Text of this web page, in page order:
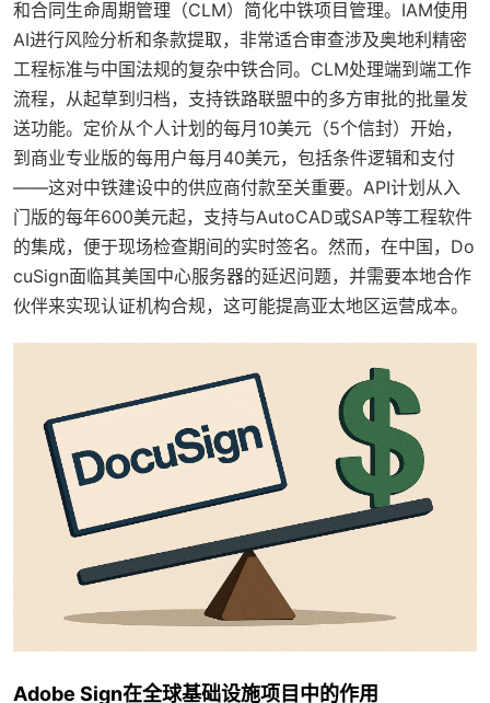
和合同生命周期管理（CLM）简化中铁项目管理。IAM使用
AI进行风险分析和条款提取，非常适合审查涉及奥地利精密
工程标准与中国法规的复杂中铁合同。CLM处理端到端工作
流程，从起草到归档，支持铁路联盟中的多方审批的批量发
送功能。定价从个人计划的每月10美元（5个信封）开始，
到商业专业版的每用户每月40美元，包括条件逻辑和支付
——这对中铁建设中的供应商付款至关重要。API计划从入
门版的每年600美元起，支持与AutoCAD或SAP等工程软件
的集成，便于现场检查期间的实时签名。然而，在中国，Do
cuSign面临其美国中心服务器的延迟问题，并需要本地合作
伙伴来实现认证机构合规，这可能提高亚太地区运营成本。
Adobe Sign在全球基础设施项目中的作用